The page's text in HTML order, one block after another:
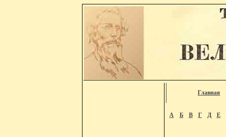
Главная
А Б В Г Д Е